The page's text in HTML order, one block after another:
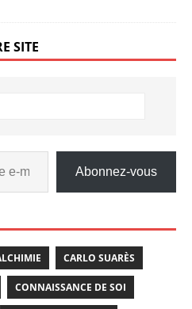
SITE
Abonnez-vous
CARLO SUARÈS
CONNAISSANCE DE SOI